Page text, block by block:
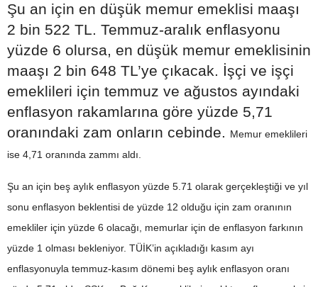
Şu an için en düşük memur emeklisi maaşı
2 bin 522 TL. Temmuz-aralık enflasyonu
yüzde 6 olursa, en düşük memur emeklisinin
maaşı 2 bin 648 TL’ye çıkacak. İşçi ve işçi
emeklileri için temmuz ve ağustos ayındaki
enflasyon rakamlarına göre yüzde 5,71
oranındaki zam onların cebinde. Memur emeklileri
ise 4,71 oranında zammı aldı.
Şu an için beş aylık enflasyon yüzde 5.71 olarak gerçekleştiği ve yıl
sonu enflasyon beklentisi de yüzde 12 olduğu için zam oranının
emekliler için yüzde 6 olacağı, memurlar için de enflasyon farkının
yüzde 1 olması bekleniyor. TÜİK’in açıkladığı kasım ayı
enflasyonuyla temmuz-kasım dönemi beş aylık enflasyon oranı